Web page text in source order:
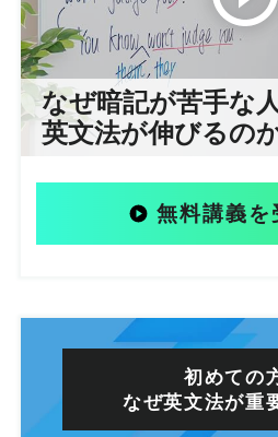
なぜ暗記が苦手な
英文法が伸びるの
無料講義を
初めての
なぜ英文法が重